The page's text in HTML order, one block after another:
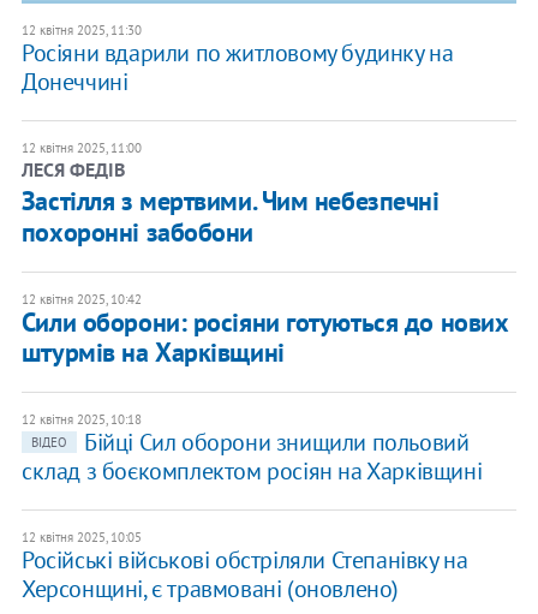
12 квітня 2025, 11:30
Росіяни вдарили по житловому будинку на
Донеччині
12 квітня 2025, 11:00
ЛЕСЯ ФЕДІВ
Застілля з мертвими. Чим небезпечні
похоронні забобони
12 квітня 2025, 10:42
Сили оборони: росіяни готуються до нових
штурмів на Харківщині
12 квітня 2025, 10:18
ВІДЕО
Бійці Сил оборони знищили польовий
склад з боєкомплектом росіян на Харківщині
12 квітня 2025, 10:05
Російські військові обстріляли Степанівку на
Херсонщині, є травмовані (оновлено)